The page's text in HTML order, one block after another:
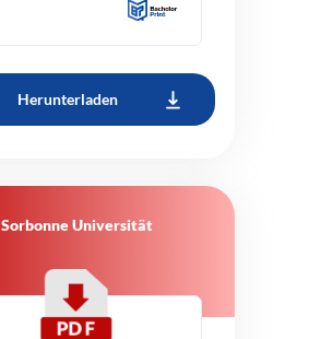
Herunterladen
Sorbonne Universität